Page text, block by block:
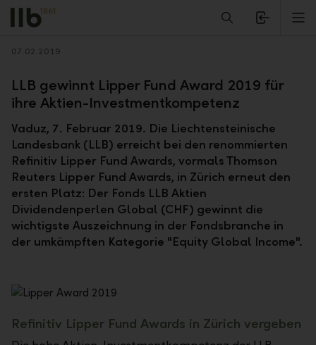
Alerts.Headline
Zurück
07.02.2019
LLB gewinnt Lipper Fund Award 2019 für
ihre Aktien-Investmentkompetenz
Vaduz, 7. Februar 2019. Die Liechtensteinische
Landesbank (LLB) erreicht bei den renommierten
Refinitiv Lipper Fund Awards, vormals Thomson
Reuters Lipper Fund Awards, in Zürich erneut den
ersten Platz: Der Fonds LLB Aktien
Dividendenperlen Global (CHF) gewinnt die
wichtigste Auszeichnung in der Fondsbranche in
der umkämpften Kategorie "Equity Global Income".
Refinitiv Lipper Fund Awards in Zürich vergeben